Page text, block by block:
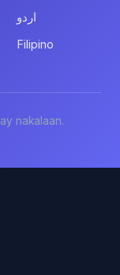
اردو
Filipino
nakalaan.